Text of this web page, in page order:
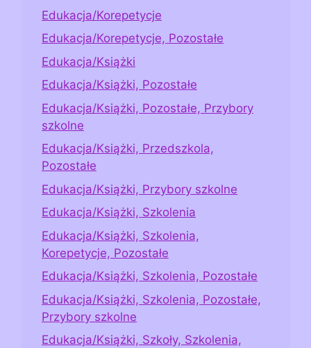
Edukacja/Korepetycje
Edukacja/Korepetycje, Pozostałe
Edukacja/Książki
Edukacja/Książki, Pozostałe
Edukacja/Książki, Pozostałe, Przybory
szkolne
Edukacja/Książki, Przedszkola,
Pozostałe
Edukacja/Książki, Przybory szkolne
Edukacja/Książki, Szkolenia
Edukacja/Książki, Szkolenia,
Korepetycje, Pozostałe
Edukacja/Książki, Szkolenia, Pozostałe
Edukacja/Książki, Szkolenia, Pozostałe,
Przybory szkolne
Edukacja/Książki, Szkoły, Szkolenia,